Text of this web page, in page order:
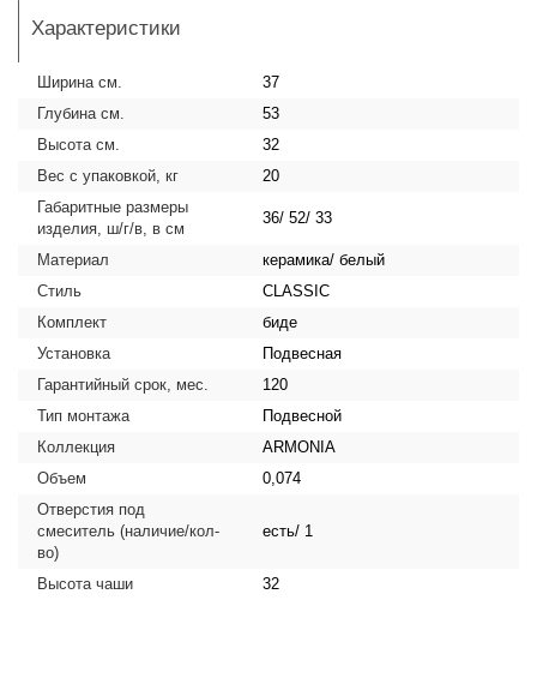
Характеристики
Ширина см.
37
Глубина см.
53
Высота см.
32
Вес с упаковкой, кг
20
Габаритные размеры
изделия, ш/г/в, в см
36/ 52/ 33
Материал
керамика/ белый
Стиль
CLASSIC
Комплект
биде
Установка
Подвесная
Гарантийный срок, мес.
120
Тип монтажа
Подвесной
Коллекция
ARMONIA
Объем
0,074
Отверстия под
смеситель (наличие/кол-
во)
есть/ 1
Высота чаши 32